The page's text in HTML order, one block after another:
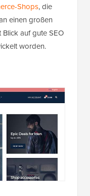
Shops, die
einen großen
auf gute SEO
worden.